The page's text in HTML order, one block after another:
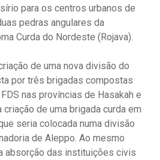
para os centros urbanos de
pedras angulares da
Curda do Nordeste (Rojava).
de uma nova divisão do
por três brigadas compostas
nas províncias de Hasakah e
de uma brigada curda em
seria colocada numa divisão
de Aleppo. Ao mesmo
absorção das instituições civis